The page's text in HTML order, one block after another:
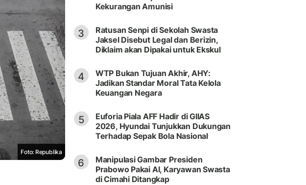
Foto: Republika
Kekurangan Amunisi
3
Ratusan Senpi di Sekolah Swasta
Jaksel Disebut Legal dan Berizin,
Diklaim akan Dipakai untuk Ekskul
4
WTP Bukan Tujuan Akhir, AHY:
Jadikan Standar Moral Tata Kelola
Keuangan Negara
5
Euforia Piala AFF Hadir di GIIAS
2026, Hyundai Tunjukkan Dukungan
Terhadap Sepak Bola Nasional
6
Manipulasi Gambar Presiden
Prabowo Pakai AI, Karyawan Swasta
di Cimahi Ditangkap